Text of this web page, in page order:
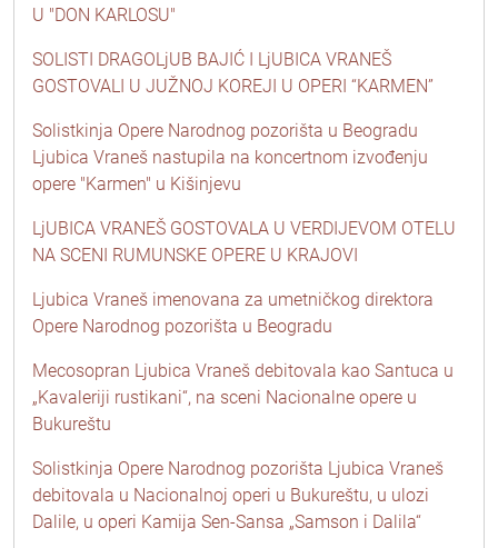
U "DON KARLOSU"
SOLISTI DRAGOLjUB BAJIĆ I LjUBICA VRANEŠ
GOSTOVALI U JUŽNOJ KOREJI U OPERI “KARMEN”
Solistkinja Opere Narodnog pozorišta u Beogradu
Ljubica Vraneš nastupila na koncertnom izvođenju
opere "Karmen" u Kišinjevu
LjUBICA VRANEŠ GOSTOVALA U VERDIJEVOM OTELU
NA SCENI RUMUNSKE OPERE U KRAJOVI
Ljubica Vraneš imenovana za umetničkog direktora
Opere Narodnog pozorišta u Beogradu
Mecosopran Ljubica Vraneš debitovala kao Santuca u
„Kavaleriji rustikani“, na sceni Nacionalne opere u
Bukureštu
Solistkinja Opere Narodnog pozorišta Ljubica Vraneš
debitovala u Nacionalnoj operi u Bukureštu, u ulozi
Dalile, u operi Kamija Sen-Sansa „Samson i Dalila“